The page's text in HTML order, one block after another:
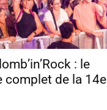
: le
complet de la 14e